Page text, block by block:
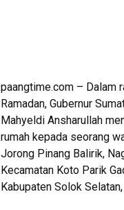
paangtime.com – Dalam
Ramadan, Gubernur
Mahyeldi Ansharullah
rumah kepada seorang
Jorong Pinang Balirik,
Kecamatan Koto Parik
Kabupaten Solok